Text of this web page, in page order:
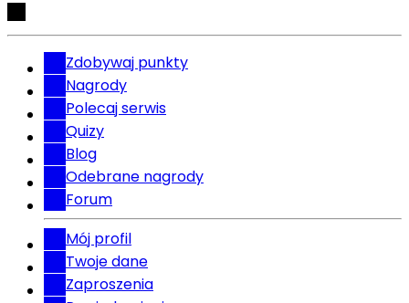
Zdobywaj punkty
Nagrody
Polecaj serwis
Quizy
Blog
Odebrane nagrody
Forum
Mój profil
Twoje dane
Zaproszenia